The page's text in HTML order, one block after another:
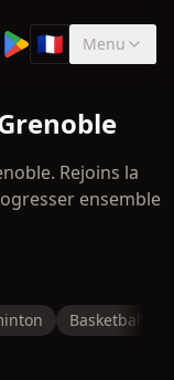
🇫🇷Sélectionner la
Menu
Rejoins la
ensemble
Basketball